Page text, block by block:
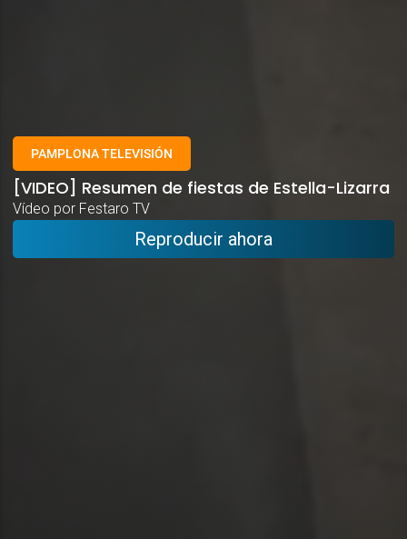
PAMPLONA TELEVISIÓN
[VIDEO] Resumen de fiestas de Estella-Lizarra
Vídeo por Festaro TV
Reproducir ahora